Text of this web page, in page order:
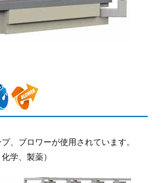
、ブロワーが使用されています。
学、製薬）